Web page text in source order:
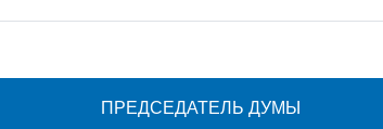
ПРЕДСЕДАТЕЛЬ ДУМЫ